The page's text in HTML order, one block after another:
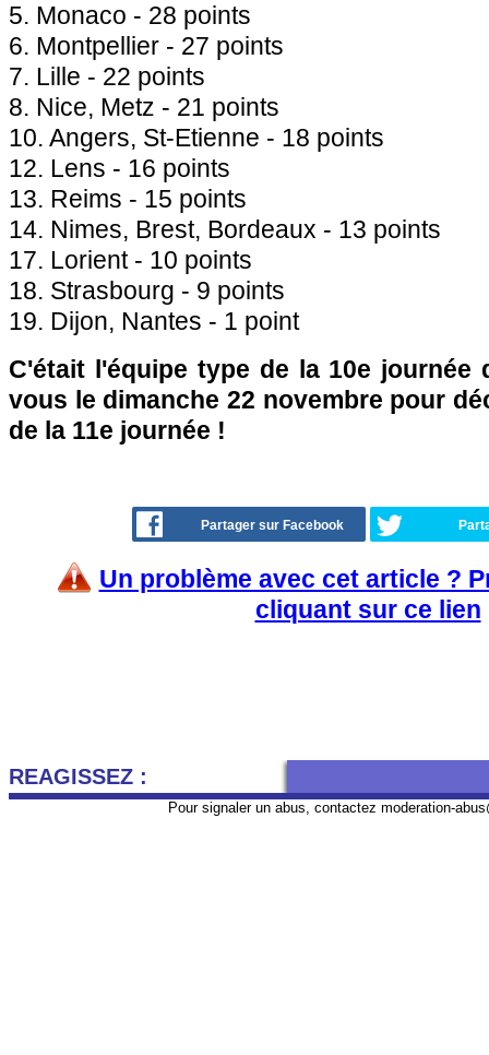
5. Monaco - 28 points
6. Montpellier - 27 points
7. Lille - 22 points
8. Nice, Metz - 21 points
10. Angers, St-Etienne - 18 points
12. Lens - 16 points
13. Reims - 15 points
14. Nimes, Brest, Bordeaux - 13 points
17. Lorient - 10 points
18. Strasbourg - 9 points
19. Dijon, Nantes - 1 point
C'était l'équipe type de la 10e journée
vous le dimanche 22 novembre pour
de la 11e journée !
Partager sur Facebook
Un problème avec cet article ?
cliquant sur ce lien
REAGISSEZ :
Pour signaler un abus, contactez moderation-